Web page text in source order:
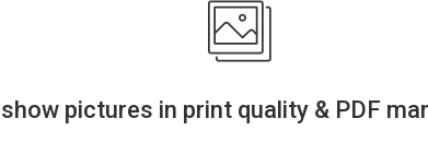
show pictures in print quality & PDF